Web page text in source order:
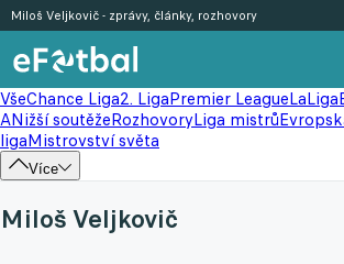
VšeChance Liga2. LigaPremier LeagueLaLiga
ANižší soutěžeRozhovoryLiga mistrů
ligaMistrovství světa
Více
Miloš Veljkovič - zprávy, články, rozhovory
Miloš Veljkovič